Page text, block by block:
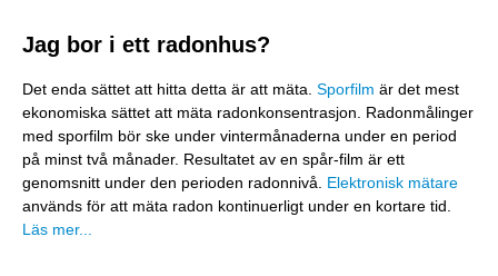
Jag bor i ett radonhus?
Det enda sättet att hitta detta är att mäta. Sporfilm är det mest
ekonomiska sättet att mäta radonkonsentrasjon. Radonmålinger
med sporfilm bör ske under vintermånaderna under en period
på minst två månader. Resultatet av en spår-film är ett
genomsnitt under den perioden radonnivå. Elektronisk mätare
används för att mäta radon kontinuerligt under en kortare tid.
Läs mer...